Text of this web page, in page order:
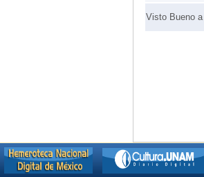
Visto Bueno